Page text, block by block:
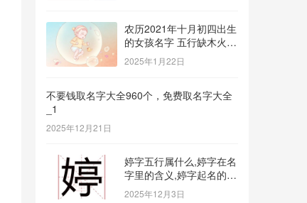
农历2021年十月初四出生
的女孩名字 五行缺木火八
字免费取名
2025年1月22日
不要钱取名字大全960个，免费取名字大全
_1
2025年12月21日
婷字五行属什么,婷字在名
字里的含义,婷字起名的寓
意_1
2025年12月3日